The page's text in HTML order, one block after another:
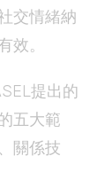
交情緒納
效。
提出的
五大範
關係技